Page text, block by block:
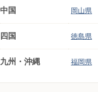
中国 岡山県
四国 徳島県
九州・沖縄 福岡県